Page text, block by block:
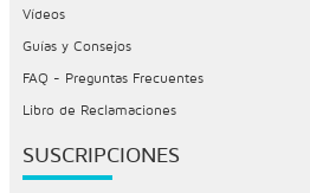
Vídeos
Guías y Consejos
FAQ - Preguntas Frecuentes
Libro de Reclamaciones
SUSCRIPCIONES